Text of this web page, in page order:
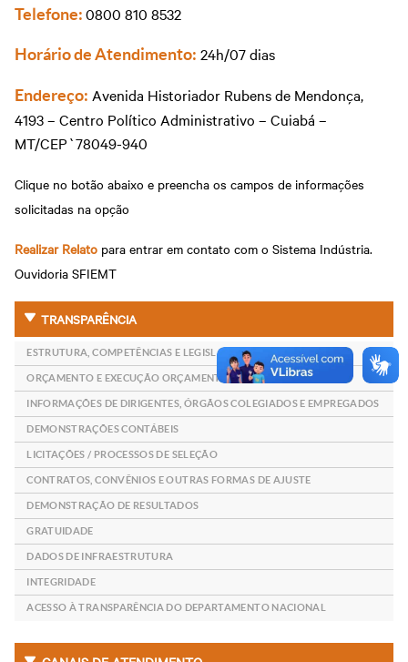
Telefone: 0800 810 8532
Horário de Atendimento: 24h/07 dias
Endereço: Avenida Historiador Rubens de Mendonça,
4193 – Centro Político Administrativo – Cuiabá –
MT/CEP`78049-940
Clique no botão abaixo e preencha os campos de informações
solicitadas na opção
Realizar Relato para entrar em contato com o Sistema Indústria.
Ouvidoria SFIEMT
TRANSPARÊNCIA
ESTRUTURA, COMPETÊNCIAS E LEGISLAÇÃO
ORÇAMENTO E EXECUÇÃO ORÇAMENTÁRIA
INFORMAÇÕES DE DIRIGENTES, ÓRGÃOS COLEGIADOS E EMPREGADOS
DEMONSTRAÇÕES CONTÁBEIS
LICITAÇÕES / PROCESSOS DE SELEÇÃO
CONTRATOS, CONVÊNIOS E OUTRAS FORMAS DE AJUSTE
DEMONSTRAÇÃO DE RESULTADOS
GRATUIDADE
DADOS DE INFRAESTRUTURA
INTEGRIDADE
ACESSO À TRANSPARÊNCIA DO DEPARTAMENTO NACIONAL